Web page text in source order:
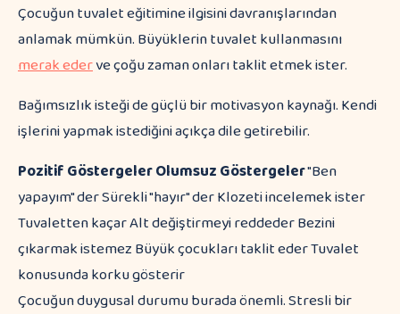
Çocuğun tuvalet eğitimine ilgisini davranışlarından
anlamak mümkün. Büyüklerin tuvalet kullanmasını
merak ederve çoğu zaman onları taklit etmek ister.
Bağımsızlık isteği de güçlü bir motivasyon kaynağı. Kendi
işlerini yapmak istediğini açıkça dile getirebilir.
Pozitif GöstergelerOlumsuz Göstergeler"Ben
yapayım" der Sürekli "hayır" der Klozeti incelemek ister
Tuvaletten kaçar Alt değiştirmeyi reddeder Bezini
çıkarmak istemez Büyük çocukları taklit eder Tuvalet
konusunda korku gösterir
Çocuğun duygusal durumu burada önemli. Stresli bir